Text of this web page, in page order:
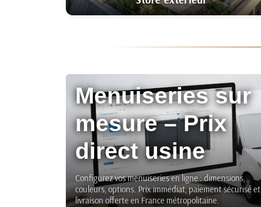
Menuiseries sur
mesure – Prix
direct usine
Configurez vos menuiseries en ligne : dimensions,
couleurs, options. Prix immédiat, paiement sécurisé et
livraison offerte en France métropolitaine.